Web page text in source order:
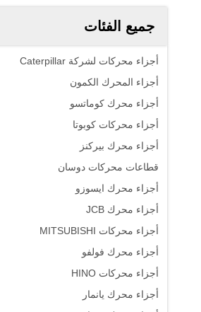
جميع الفئات
أجزاء محركات لشركة Caterpillar
أجزاء المحرك الكمون
أجزاء محرك كوماتسو
أجزاء محركات كوبوتا
أجزاء محرك بيركنز
قطاعات محركات دوسان
أجزاء محرك ايسوزو
أجزاء محرك JCB
أجزاء محركات MITSUBISHI
أجزاء محرك فولفو
أجزاء محركات HINO
أجزاء محرك يانمار